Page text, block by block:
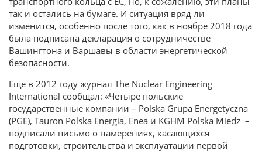
так и остались на бумаге. И ситуация вряд ли
изменится, особенно после того, как в ноябре 2018 года
была подписана декларация о сотрудничестве
Вашингтона и Варшавы в области энергетической
безопасности.
Еще в 2012 году журнал The Nuclear Engineering
International сообщал: «Четыре польские
государственные компании – Polska Grupa Energetyczna
(PGE), Tauron Polska Energia, Enea и KGHM Polska Miedz –
подписали письмо о намерениях, касающихся
подготовки, строительства и эксплуатации первой